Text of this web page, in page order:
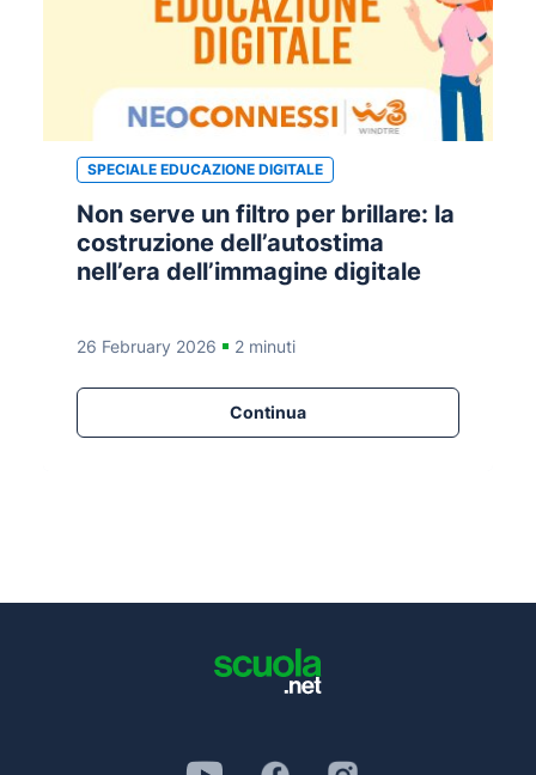
SPECIALE EDUCAZIONE DIGITALE
Non serve un filtro per brillare: la
costruzione dell’autostima
nell’era dell’immagine digitale
26 February 2026 2 minuti
Continua